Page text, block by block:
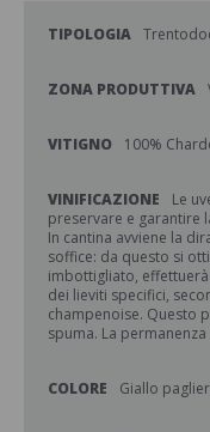
TIPOLOGIA
ZONA PRODUTTIVA
VITIGNO 100%
VINIFICAZIONE
Le
preservare e garantire
In cantina avviene la
soffice: da questo si
imbottigliato,
dei lieviti specifici,
champenoise. Questo
spuma. La
COLORE Giallo